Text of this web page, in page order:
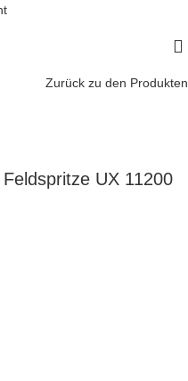
Zurück zu den Produkten
UX 11200